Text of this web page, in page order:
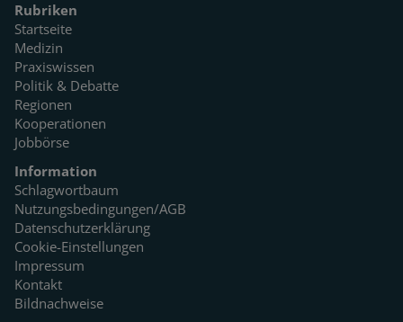
Rubriken
Startseite
Medizin
Praxiswissen
Politik & Debatte
Regionen
Kooperationen
Jobbörse
Information
Schlagwortbaum
Nutzungsbedingungen/AGB
Datenschutzerklärung
Cookie-Einstellungen
Impressum
Kontakt
Bildnachweise